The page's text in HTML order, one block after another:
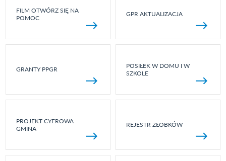
FILM OTWÓRZ SIĘ NA
POMOC
GPR AKTUALIZACJA
GRANTY PPGR
POSIŁEK W DOMU I W
SZKOLE
PROJEKT CYFROWA
GMINA
REJESTR ŻŁOBKÓW